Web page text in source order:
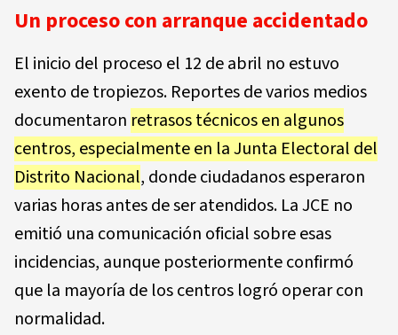
Un proceso con arranque accidentado
El inicio del proceso el 12 de abril no estuvo
exento de tropiezos. Reportes de varios medios
documentaron retrasos técnicos en algunos
centros, especialmente en la Junta Electoral del
Distrito Nacional, donde ciudadanos esperaron
varias horas antes de ser atendidos. La JCE no
emitió una comunicación oficial sobre esas
incidencias, aunque posteriormente confirmó
que la mayoría de los centros logró operar con
normalidad.